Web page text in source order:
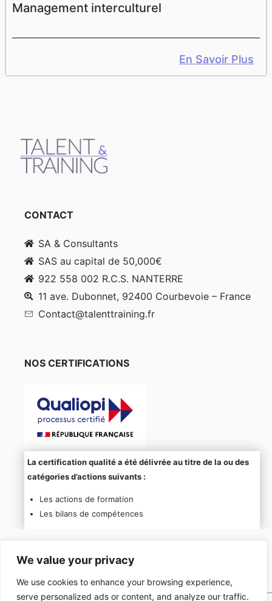
We value your privacy
We use cookies to enhance your browsing experience,
serve personalized ads or content, and analyze our traffic.
Management interculturel
En Savoir Plus
CONTACT
SA & Consultants
SAS au capital de 50,000€
922 558 002 R.C.S. NANTERRE
11 ave. Dubonnet, 92400 Courbevoie – France
Contact@talenttraining.fr
NOS CERTIFICATIONS
La certification qualité a été délivrée au titre de la ou des
catégories d’actions suivants :
Les actions de formation
Les bilans de compétences